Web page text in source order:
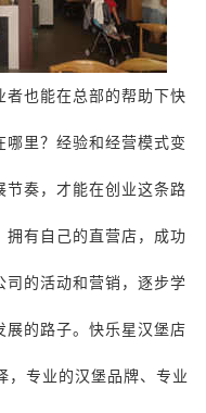
者也能在总部的帮助下快
里？经验和经营模式变
节奏，才能在创业这条路
拥有自己的直营店，成功
司的活动和营销，逐步学
展的路子。快乐星汉堡店
，专业的汉堡品牌、专业